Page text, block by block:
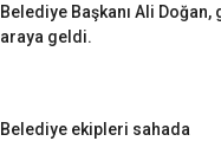
Belediye Başkanı Ali
araya geldi.
Belediye ekipleri sahada